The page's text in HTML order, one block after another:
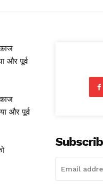
और पूर्व
और पूर्व